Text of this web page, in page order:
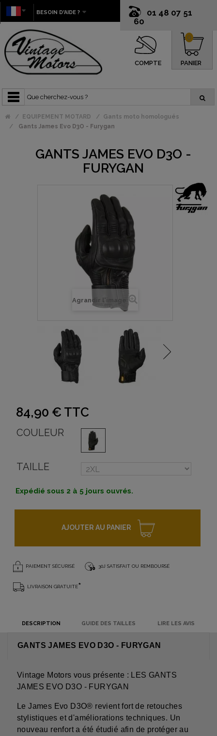
01 48 07 51
60
BESOIN D'AIDE ?
COMPTE PANIER
0
EQUIPEMENT MOTARD
Gants moto homologués
Gants James Evo D3O - Furygan
GANTS JAMES EVO D3O -
FURYGAN
Agrandir l'image
84,90 € TTC
COULEUR
TAILLE
Expédié sous 2 à 5 jours ouvrés.
AJOUTER AU PANIER
PAIEMENT SÉCURISÉ 30J SATISFAIT OU REMBOURSÉ
LIVRAISON GRATUITE*
DESCRIPTION GUIDE DES TAILLES LIRE LES AVIS
GANTS JAMES EVO D3O - FURYGAN
Vintage Motors vous présente : LES GANTS
JAMES EVO D3O - FURYGAN
Le James Evo D3O® revient fort de retouches
stylistiques et d'améliorations techniques. Un
nouveau renfort a été étudié afin de protéger au